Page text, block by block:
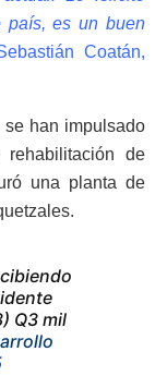
país, es un buen
Coatán,
han impulsado
de
una planta de
Q3 mil